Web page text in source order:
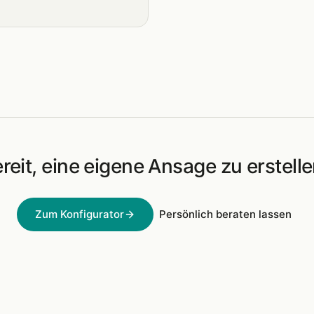
eine eigene Ansage zu
Zum Konfigurator Persönlich beraten lassen